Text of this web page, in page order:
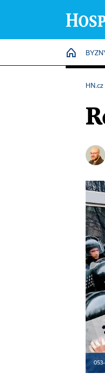
HOME
HN.cz